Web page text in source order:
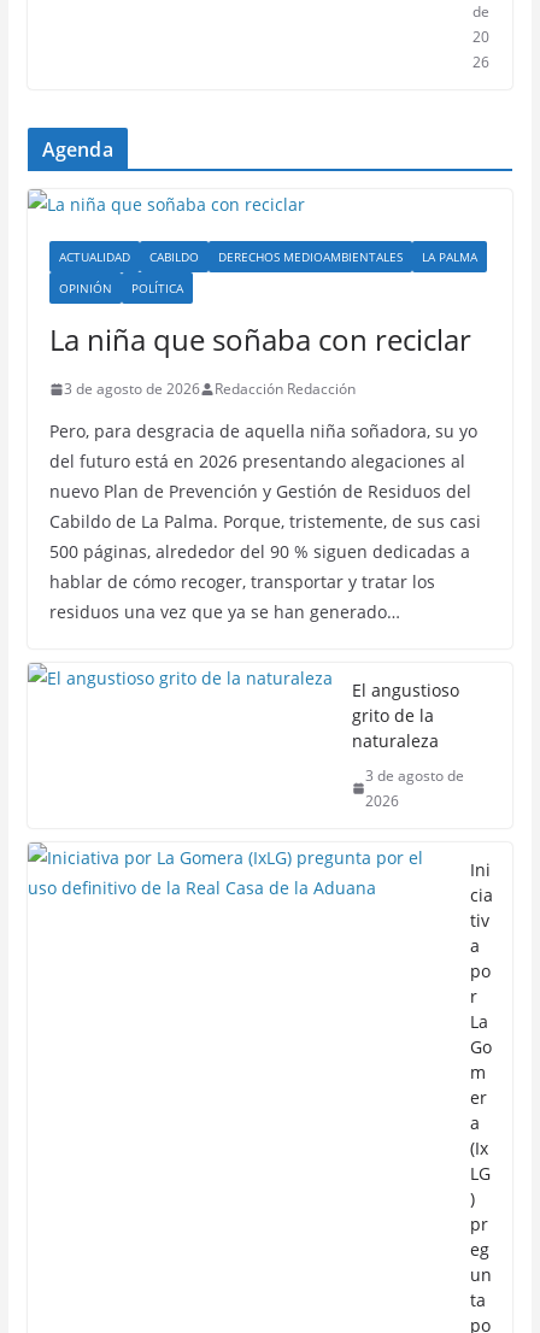
de
20
26
Agenda
ACTUALIDAD CABILDO DERECHOS MEDIOAMBIENTALES
LA PALMA
OPINIÓN
POLÍTICA
La niña que soñaba con reciclar
3 de agosto de 2026 Redacción Redacción
Pero, para desgracia de aquella niña soñadora, su yo
del futuro está en 2026 presentando alegaciones al
nuevo Plan de Prevención y Gestión de Residuos del
Cabildo de La Palma. Porque, tristemente, de sus casi
500 páginas, alrededor del 90 % siguen dedicadas a
hablar de cómo recoger, transportar y tratar los
residuos una vez que ya se han generado…
El angustioso
grito de la
naturaleza
3 de agosto de
2026
Ini
cia
tiv
a
po
r
La
Go
m
er
a
(Ix
LG
)
pr
eg
un
ta
po